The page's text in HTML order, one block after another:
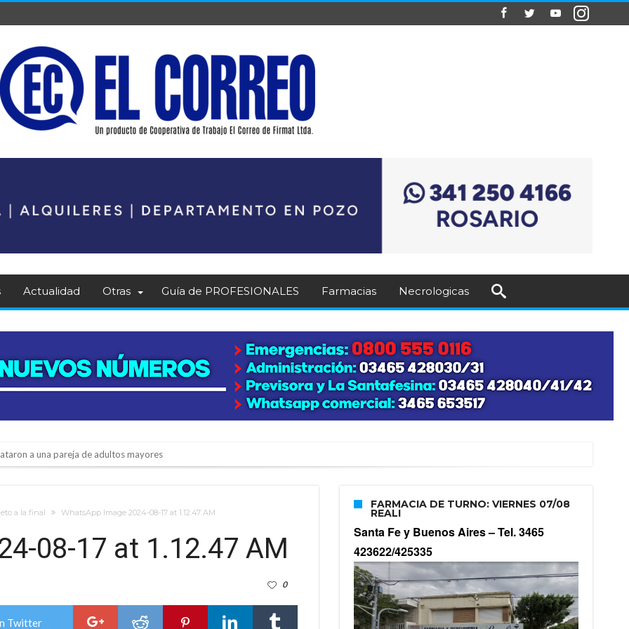
Actualidad Otras Guía de PROFESIONALES Farmacias Necrologicas
a una pareja de adultos mayores
la Expo Dose
a la final WhatsApp Image 2024-08-17 at 1.12.47 AM
08-17 at 1.12.47 AM
0
Twitter
FARMACIA DE TURNO: VIERNES 07/08
REALI
Santa Fe y Buenos Aires –Tel. 3465
423622/425335